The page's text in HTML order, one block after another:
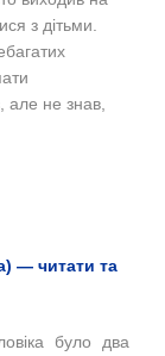
з дітьми.
але не знав,
— читати та
було два